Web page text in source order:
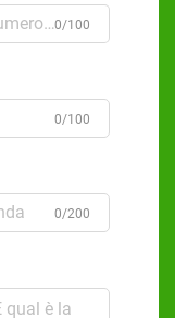
0/100
0/100
0/200